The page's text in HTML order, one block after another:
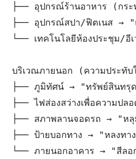
├── อุปกรณ์ร้านอาหาร (กร
├── อุปกรณ์สปา/ฟิตเนส → "เ
└── เทคโนโลยีห้องประชุม/
บริเวณภายนอก (ความประทั
├── ภูมิทัศน์ → "ทรัพย์สินทรุ
├── ไฟส่องสว่างเพื่อความป
├── สภาพลานจอดรถ → "หลุ
├── ป้ายบอกทาง → "หลงทาง
└── ภายนอกอาคาร → "สีลอ